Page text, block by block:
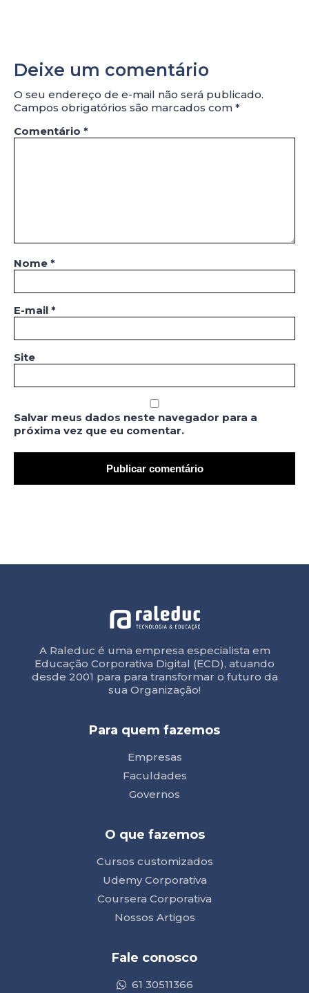
Deixe um comentário
O seu endereço de e-mail não será publicado.
Campos obrigatórios são marcados com *
Comentário *
Nome *
E-mail *
Site
Salvar meus dados neste navegador para a
próxima vez que eu comentar.
A Raleduc é uma empresa especialista em
Educação Corporativa Digital (ECD), atuando
desde 2001 para para transformar o futuro da
sua Organização!
Para quem fazemos
Empresas
Faculdades
Governos
O que fazemos
Cursos customizados
Udemy Corporativa
Coursera Corporativa
Nossos Artigos
Fale conosco
61 30511366